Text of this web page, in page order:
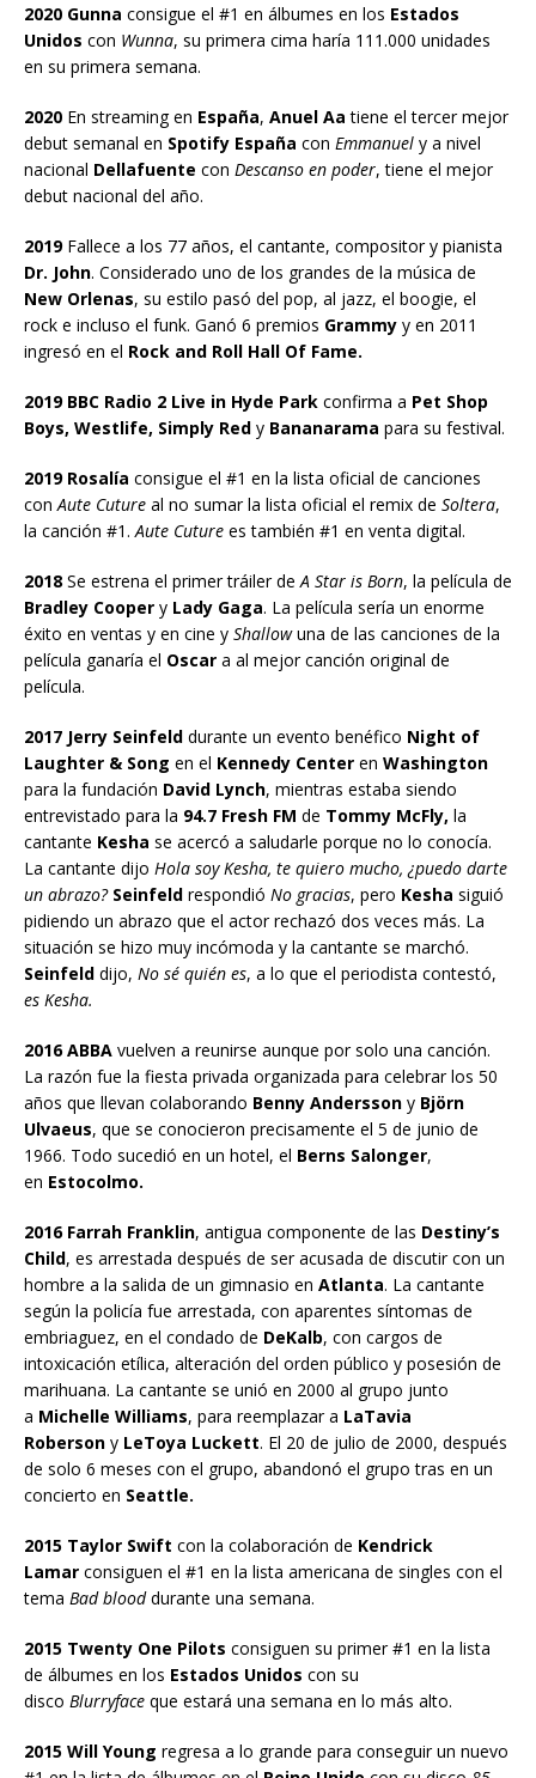
2020 Gunna consigue el #1 en álbumes en los Estados
Unidos con Wunna, su primera cima haría 111.000 unidades
en su primera semana.
2020 En streaming en España, Anuel Aa tiene el tercer mejor
debut semanal en Spotify España con Emmanuel y a nivel
nacional Dellafuente con Descanso en poder, tiene el mejor
debut nacional del año.
2019Fallece a los 77 años, el cantante, compositor y pianista
Dr. John. Considerado uno de los grandes de la música de
New Orlenas, su estilo pasó del pop, al jazz, el boogie, el
rock e incluso el funk. Ganó 6 premios Grammy y en 2011
ingresó en el Rock and Roll Hall Of Fame.
2019 BBC Radio 2 Live in Hyde Park confirma a Pet Shop
Boys, Westlife, Simply Red y Bananarama para su festival.
2019 Rosalía consigue el #1 en la lista oficial de canciones
con Aute Cuture al no sumar la lista oficial el remix de Soltera,
la canción #1. Aute Cuture es también #1 en venta digital.
2018 Se estrena el primer tráiler de A Star is Born, la película de
Bradley Cooper y Lady Gaga. La película sería un enorme
éxito en ventas y en cine y Shallowuna de las canciones de la
película ganaría el Oscar a al mejor canción original de
película.
2017 Jerry Seinfeld durante un evento benéfico Night of
Laughter & Song en el Kennedy Center en Washington
para la fundación David Lynch, mientras estaba siendo
entrevistado para la 94.7 Fresh FM de Tommy McFly, la
cantante Kesha se acercó a saludarle porque no lo conocía.
La cantante dijo Hola soy Kesha, te quiero mucho, ¿puedo darte
un abrazo? Seinfeld respondió No gracias, pero Kesha siguió
pidiendo un abrazo que el actor rechazó dos veces más. La
situación se hizo muy incómoda y la cantante se marchó.
Seinfeld dijo, No sé quién es, a lo que el periodista contestó,
es Kesha.
2016 ABBA vuelven a reunirse aunque por solo una canción.
La razón fue la fiesta privada organizada para celebrar los 50
años que llevan colaborando Benny Andersson y Björn
Ulvaeus, que se conocieron precisamente el 5 de junio de
1966. Todo sucedió en un hotel, el Berns Salonger,
en Estocolmo.
2016 Farrah Franklin, antigua componente de las Destiny’s
Child, es arrestada después de ser acusada de discutir con un
hombre a la salida de un gimnasio en Atlanta. La cantante
según la policía fue arrestada, con aparentes síntomas de
embriaguez, en el condado de DeKalb, con cargos de
intoxicación etílica, alteración del orden público y posesión de
marihuana. La cantante se unió en 2000 al grupo junto
a Michelle Williams, para reemplazar a LaTavia
Roberson y LeToya Luckett. El 20 de julio de 2000, después
de solo 6 meses con el grupo, abandonó el grupo tras en un
concierto en Seattle.
2015 Taylor Swift con la colaboración de Kendrick
Lamar consiguen el #1 en la lista americana de singles con el
tema Bad blooddurante una semana.
2015 Twenty One Pilots consiguen su primer #1 en la lista
de álbumes en los Estados Unidos con su
disco Blurryface que estará una semana en lo más alto.
2015 Will Young regresa a lo grande para conseguir un nuevo